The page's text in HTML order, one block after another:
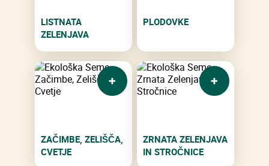
LISTNATA
ZELENJAVA
PLODOVKE
ZAČIMBE, ZELIŠČA,
CVETJE
ZRNATA ZELENJAVA
IN STROČNICE